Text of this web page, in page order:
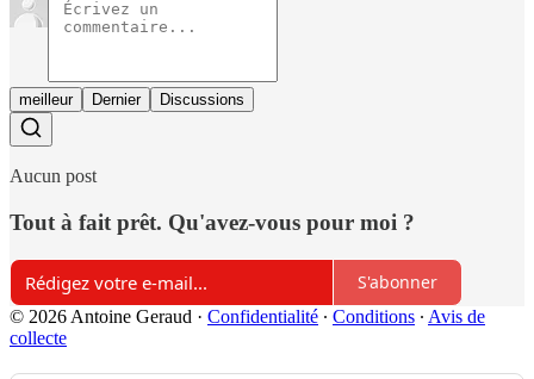
meilleur Dernier Discussions
Aucun post
Tout à fait prêt. Qu'avez-vous pour moi ?
S'abonner
© 2026 Antoine Geraud · Confidentialité ∙ Conditions ∙ Avis de
collecte